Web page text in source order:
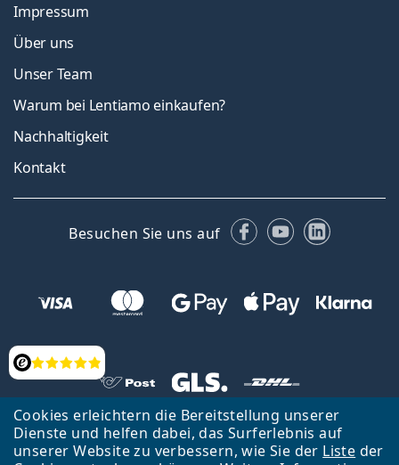
Cookies erleichtern die Bereitstellung unserer
Dienste und helfen dabei, das Surferlebnis auf
unserer Website zu verbessern, wie Sie der Liste der
Bewertung
Impressum
Über uns
Unser Team
Warum bei Lentiamo einkaufen?
Nachhaltigkeit
Kontakt
Besuchen Sie uns auf Facebook
YouTubeLinkedIn
Zurück zur Hauptseite
Nach oben
Lentiamo s.r.o., Tschechien ist Eigentümer und Betreiber des Online-